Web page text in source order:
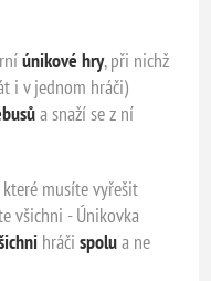
únikové hry, při nichž
i v jednom hráči)
a snaží se z ní
musíte vyřešit
všichni - Únikovka
hráčispolua ne